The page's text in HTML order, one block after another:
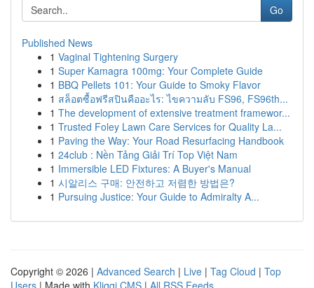
Go
Published News
1 Vaginal Tightening Surgery
1 Super Kamagra 100mg: Your Complete Guide
1 BBQ Pellets 101: Your Guide to Smoky Flavor
1 สล็อตซื้อฟรีสปินคืออะไร: ไขความลับ FS96, FS96th...
1 The development of extensive treatment framewor...
1 Trusted Foley Lawn Care Services for Quality La...
1 Paving the Way: Your Road Resurfacing Handbook
1 24club : Nền Tảng Giải Trí Top Việt Nam
1 Immersible LED Fixtures: A Buyer's Manual
1 시알리스 구매: 안전하고 저렴한 방법은?
1 Pursuing Justice: Your Guide to Admiralty A...
Copyright © 2026 | Advanced Search | Live | Tag Cloud | Top
Users | Made with Kliqqi CMS | All RSS Feeds